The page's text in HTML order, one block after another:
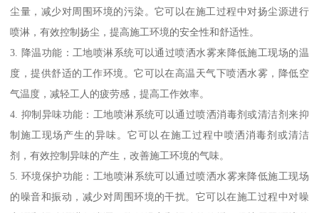
尘量，减少对周围环境的污染。它可以在施工过程中对扬尘源进行
喷淋，有效控制扬尘，提高施工环境的安全性和舒适性。
3. 降温功能：工地喷淋系统可以通过喷洒水雾来降低施工现场的温
度，提供舒适的工作环境。它可以在高温天气下喷洒水雾，降低空
气温度，减轻工人的疲劳感，提高工作效率。
4. 抑制异味功能：工地喷淋系统可以通过喷洒消毒剂或清洁剂来抑
制施工现场产生的异味。它可以在施工过程中喷洒消毒剂或清洁
剂，有效控制异味的产生，改善施工环境的气味。
5. 环境保护功能：工地喷淋系统可以通过喷洒水雾来降低施工现场
的噪音和振动，减少对周围环境的干扰。它可以在施工过程中对噪